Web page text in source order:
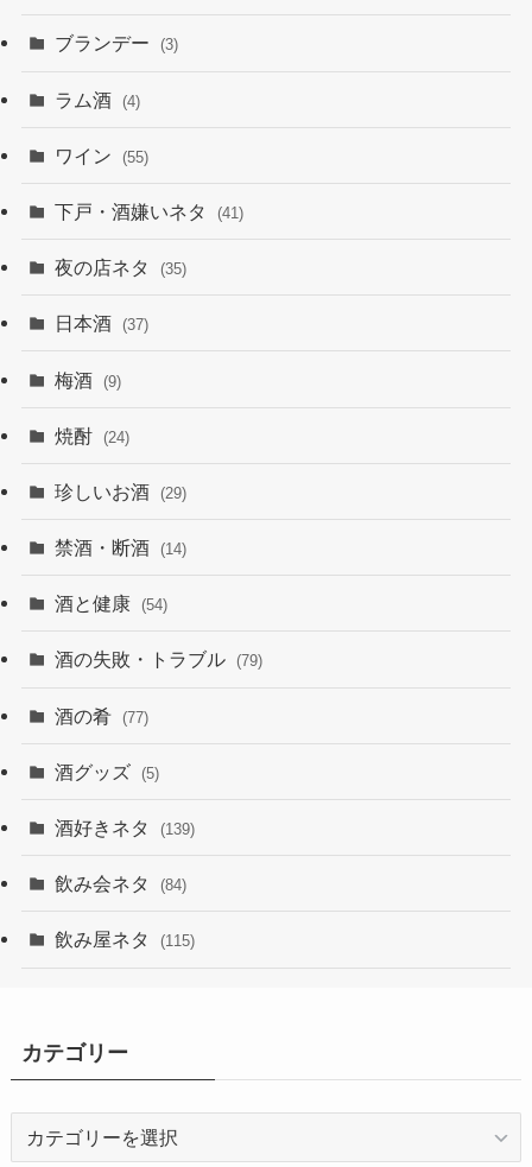
ブランデー (3)
ラム酒 (4)
ワイン (55)
下戸・酒嫌いネタ (41)
夜の店ネタ (35)
日本酒 (37)
梅酒 (9)
焼酎 (24)
珍しいお酒 (29)
禁酒・断酒 (14)
酒と健康 (54)
酒の失敗・トラブル (79)
酒の肴 (77)
酒グッズ (5)
酒好きネタ (139)
飲み会ネタ (84)
飲み屋ネタ (115)
カテゴリー